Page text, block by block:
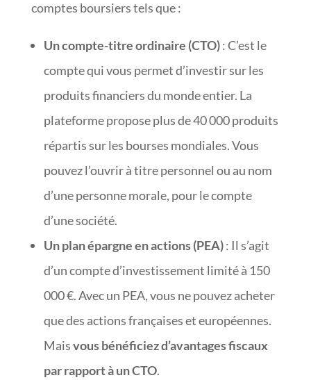
comptes boursiers tels que :
Un compte-titre ordinaire (CTO): C’est le
compte qui vous permet d’investir sur les
produits financiers du monde entier. La
plateforme propose plus de 40 000 produits
répartis sur les bourses mondiales. Vous
pouvez l’ouvrir à titre personnel ou au nom
d’une personne morale, pour le compte
d’une société.
Un plan épargne en actions (PEA): Il s’agit
d’un compte d’investissement limité à 150
000 €. Avec un PEA, vous ne pouvez acheter
que des actions françaises et européennes.
Maisvous bénéficiez d’avantages fiscaux
par rapport à un CTO.